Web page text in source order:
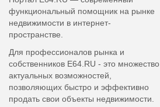
функциональный помощник на рынке
недвижимости в интернет-
пространстве.
Для профессионалов рынка и
собственников E64.RU - это множество
актуальных возможностей,
позволяющих быстро и эффективно
продать свои объекты недвижимости.